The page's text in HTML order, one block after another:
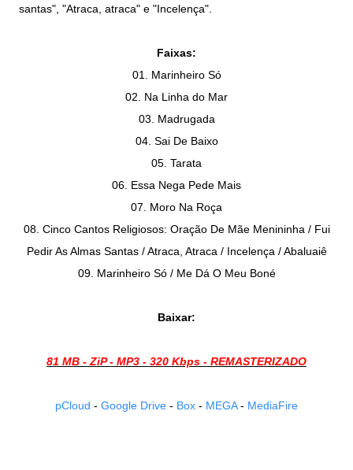
santas", "Atraca, atraca" e "Incelença".
Faixas:
01. Marinheiro Só
02. Na Linha do Mar
03. Madrugada
04. Sai De Baixo
05. Tarata
06. Essa Nega Pede Mais
07. Moro Na Roça
08. Cinco Cantos Religiosos: Oração De Mãe Menininha / Fui
Pedir As Almas Santas / Atraca, Atraca / Incelença / Abaluaiê
09. Marinheiro Só / Me Dá O Meu Boné
Baixar:
81 MB - ZiP - MP3 - 320 Kbps - REMASTERIZADO
pCloud - Google Drive - Box - MEGA- MediaFire